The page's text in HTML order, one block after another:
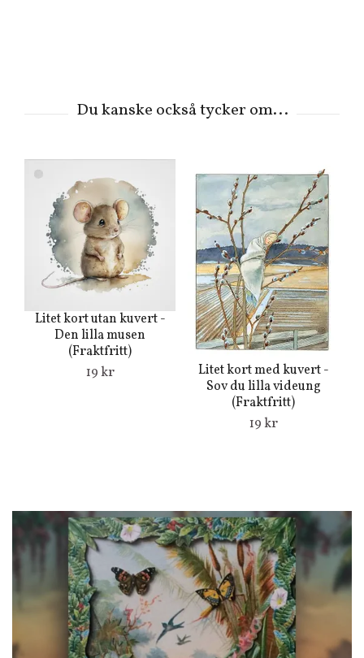
Litet kort utan kuvert -
Den lilla musen
(Fraktfritt)
19 kr
Litet kort med kuvert -
Sov du lilla videung
(Fraktfritt)
19 kr